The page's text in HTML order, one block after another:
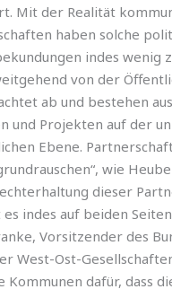
Mit der Realität
haben solche
indes wenig
von der
ab und bestehen
und Projekten auf der
Ebene.
wie
dieser
indes auf beiden
Vorsitzender des
West-Ost-
Kommunen dafür, dass